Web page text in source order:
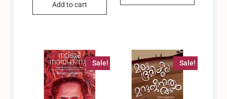
Add to cart
₹346.00.
₹300.00.
Sale! Sale!